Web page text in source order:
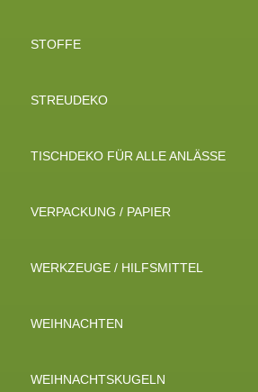
STOFFE
STREUDEKO
TISCHDEKO FÜR ALLE ANLÄSSE
VERPACKUNG / PAPIER
WERKZEUGE / HILFSMITTEL
WEIHNACHTEN
WEIHNACHTSKUGELN